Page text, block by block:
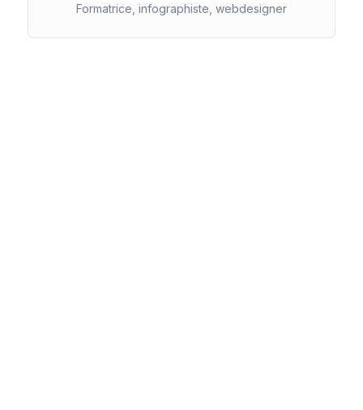
Formatrice, infographiste, webdesigner